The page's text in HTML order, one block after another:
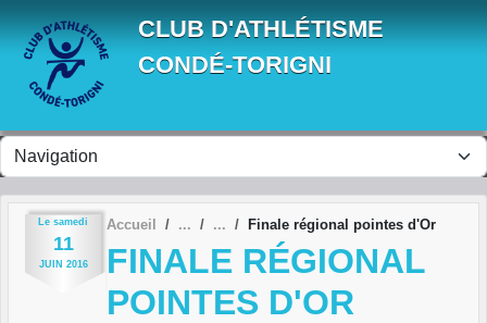
CLUB D'ATHLÉTISME
CONDÉ-TORIGNI
Le samedi
11
JUIN 2016
Accueil Finale régional pointes d'Or
FINALE RÉGIONAL
POINTES D'OR